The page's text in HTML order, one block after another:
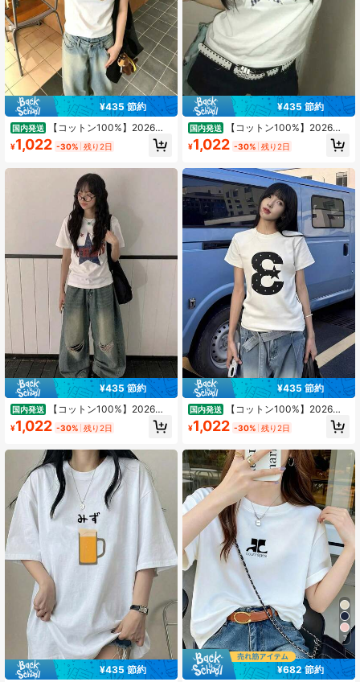
4.69 37 フォロワー
¥435 節約
国内発送
【コットン100%】2026夏
おすすめ新作できますレイヤード ロ
ゴtシャツ夏服レディース ファッショ
200グラム綿キャラクタープリント
ゆったり白トップスy2kレディース
トップス 春服 トップス
¥1,022 -30% 残り2日
¥435 節約
国内発送
【コットン100%】2026夏
おすすめ新作できますレイヤード ロ
ゴtシャツ夏服レディース ファッショ
200グラム綿キャラクタープリント
ゆったり白トップスy2kレディース
トップス 春服 トップス
¥1,022 -30% 残り2日
¥435 節約
¥435 節約
国内発送
【コットン100%】2026夏
おすすめ新作できますレイヤード ロ
ゴtシャツ夏服レディース ファッショ
200グラム綿キャラクタープリント
ゆったり白トップスy2kレディース
トップス 春服 トップス
¥1,022 -30% 残り2日
¥435 節約
国内発送
【コットン100%】2026夏
おすすめ新作できますレイヤード ロ
ゴtシャツ夏服レディース ファッショ
200グラム綿キャラクタープリント
ゆったり白トップスy2kレディース
トップス 春服 トップス
¥1,022 -30% 残り2日
7
¥682 節約